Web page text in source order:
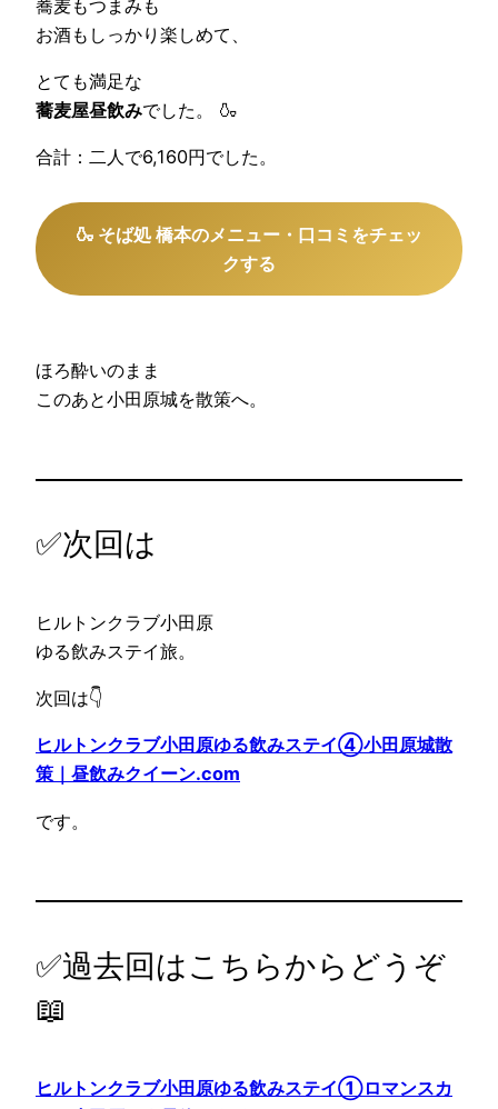
蕎麦もつまみも
お酒もしっかり楽しめて、
とても満足な
蕎麦屋昼飲みでした。 🍶
合計：二人で6,160円でした。
🍶 そば処 橋本のメニュー・口コミをチェッ
クする
ほろ酔いのまま
このあと小田原城を散策へ。
✅次回は
ヒルトンクラブ小田原
ゆる飲みステイ旅。
次回は👇
ヒルトンクラブ小田原ゆる飲みステイ④小田原城散
策｜昼飲みクイーン.com
です。
✅過去回はこちらからどうぞ
📖
ヒルトンクラブ小田原ゆる飲みステイ①ロマンスカ